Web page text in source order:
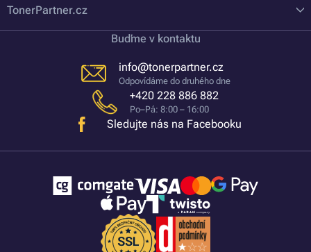
TonerPartner.cz
Buďme v kontaktu
info@tonerpartner.cz
Odpovídáme do druhého dne
+420 228 886 882
Po–Pá: 8:00 – 16:00
Sledujte nás na Facebooku